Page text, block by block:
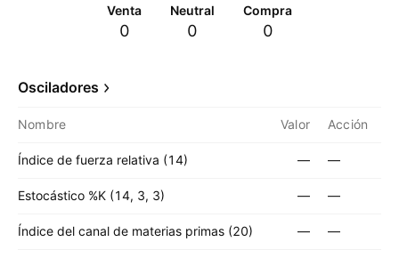
Venta
0
Neutral
0
Compra
0
Osciladores
Nombre Valor Acción
Índice de fuerza relativa (14) — —
Estocástico %K (14, 3, 3) — —
Índice del canal de materias primas (20) — —